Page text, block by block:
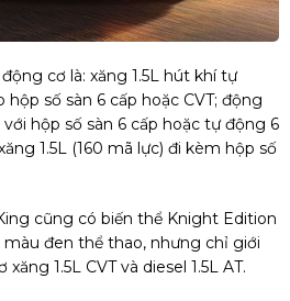
cơ là: xăng 1.5L hút khí tự
hộp số sàn 6 cấp hoặc CVT; động
với hộp số sàn 6 cấp hoặc tự động 6
1.5L (160 mã lực) đi kèm hộp số
cũng có biến thể Knight Edition
đen thể thao, nhưng chỉ giới
1.5L CVT và diesel 1.5L AT.